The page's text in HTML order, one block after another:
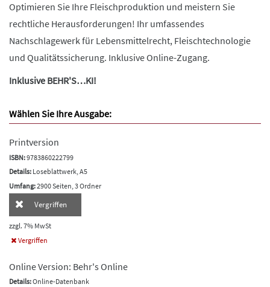
Optimieren Sie Ihre Fleischproduktion und meistern Sie
rechtliche Herausforderungen! Ihr umfassendes
Nachschlagewerk für Lebensmittelrecht, Fleischtechnologie
und Qualitätssicherung. Inklusive Online-Zugang.
Inklusive BEHR'S…KI!
Wählen Sie Ihre Ausgabe:
Printversion
ISBN:9783860222799
Details: Loseblattwerk, A5
Umfang:2900 Seiten, 3 Ordner
Vergriffen
zzgl. 7% MwSt
Vergriffen
Online Version: Behr's Online
Details:Online-Datenbank